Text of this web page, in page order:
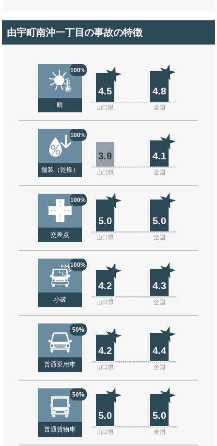
由宇町南沖一丁目の事故の特徴
100%
晴
4.5 4.8
山口県 全国
100%
舗装（乾燥）
3.9 4.1
山口県 全国
100%
交差点
5.0 5.0
山口県 全国
100%
小破
4.2 4.3
山口県 全国
50%
普通乗用車
4.2 4.4
山口県 全国
50%
普通貨物車
5.0 5.0
山口県 全国